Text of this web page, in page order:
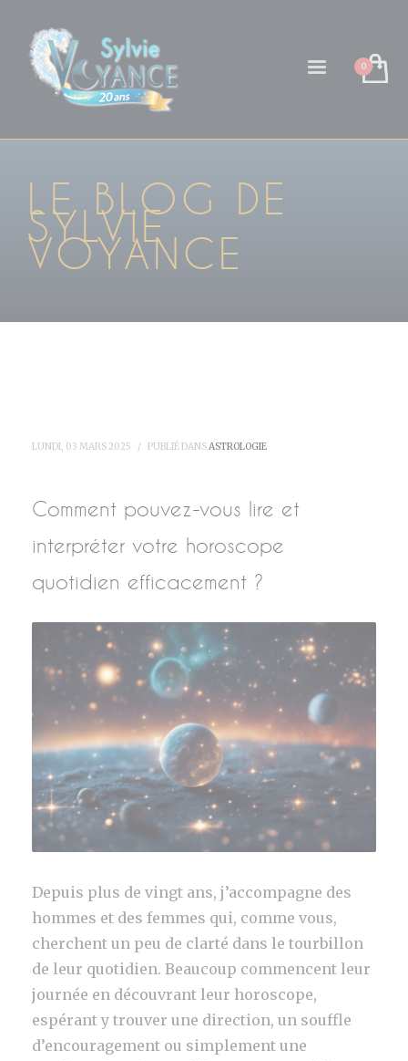
LE BLOG DE
SYLVIE
VOYANCE
LUNDI, 03 MARS 2025 / PUBLIÉ DANSASTROLOGIE
Comment pouvez-vous lire et
interpréter votre horoscope
quotidien efficacement ?
Depuis plus de vingt ans, j’accompagne des
hommes et des femmes qui, comme vous,
cherchent un peu de clarté dans le tourbillon
de leur quotidien. Beaucoup commencent leur
journée en découvrant leur horoscope,
espérant y trouver une direction, un souffle
d’encouragement ou simplement une